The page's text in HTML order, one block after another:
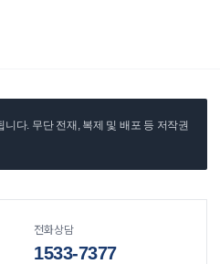
다. 무단 전재, 복제 및 배포 등 저작권
전화상담
1533-7377